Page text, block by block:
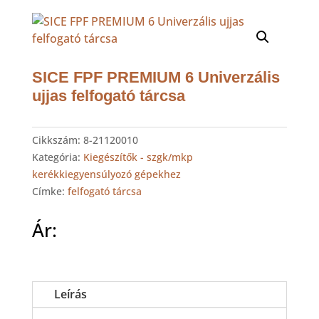
SICE FPF PREMIUM 6 Univerzális
ujjas felfogató tárcsa
Cikkszám: 8-21120010
Kategória: Kiegészítők - szgk/mkp
kerékkiegyensúlyozó gépekhez
Címke: felfogató tárcsa
Ár:
Leírás